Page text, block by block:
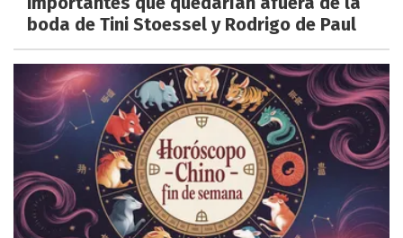
boda de Tini Stoessel y Rodrigo de Paul